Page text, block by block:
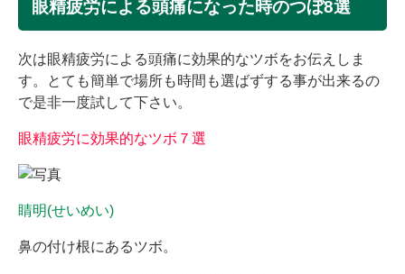
眼精疲労による頭痛になった時のつぼ8選
次は眼精疲労による頭痛に効果的なツボをお伝えしま
す。とても簡単で場所も時間も選ばずする事が出来るの
で是非一度試して下さい。
眼精疲労に効果的なツボ７選
睛明(せいめい)
鼻の付け根にあるツボ。